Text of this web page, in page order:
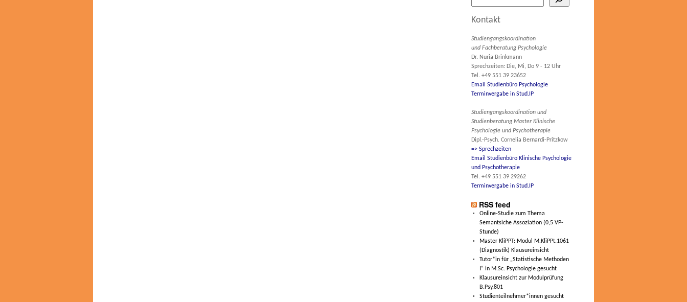
Kontakt
Studiengangskoordination
und Fachberatung Psychologie
Dr. Nuria Brinkmann
Sprechzeiten: Die, Mi, Do 9 - 12 Uhr
Tel. +49 551 39 23652
Email Studienbüro Psychologie
Terminvergabe in Stud.IP
Studiengangskoordination und
Studienberatung Master Klinische
Psychologie und Psychotherapie
Dipl.-Psych. Cornelia Bernardi-Pritzkow
=> Sprechzeiten
Email Studienbüro Klinische Psychologie
und Psychotherapie
Tel. +49 551 39 29262
Terminvergabe in Stud.IP
RSS feed
Online-Studie zum Thema
Semantsiche Assoziation (0,5 VP-
Stunde)
Master KliPPT: Modul M.KliPPt.1061
(Diagnostik) Klausureinsicht
Tutor*in für „Statistische Methoden
I“ in M.Sc. Psychologie gesucht
Klausureinsicht zur Modulprüfung
B.Psy.801
Studienteilnehmer*innen gesucht